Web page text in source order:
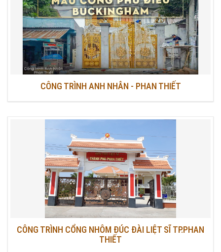
CÔNG TRÌNH ANH NHÂN - PHAN THIẾT
CÔNG TRÌNH CỔNG NHÔM ĐÚC ĐÀI LIỆT SĨ TP.PHAN
THIẾT